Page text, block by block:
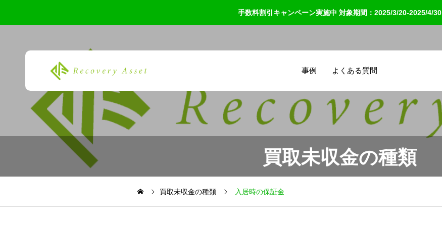
手数料割引キャンペーン実施中 対象期間：2025/3/20-2025/4/30
事例 よくある質問
買取未収金の種類
買取未収金の種類 入居時の保証金